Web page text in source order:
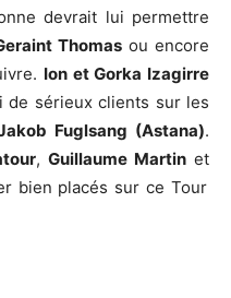
devrait lui permettre
Thomas ou encore
Ion et Gorka Izagirre
de sérieux clients sur les
Fuglsang (Astana).
, Guillaume Martin et
bien placés sur ce Tour